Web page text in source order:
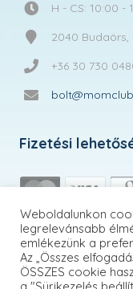
H - CS: 10:00 -
2040 Budaörs,
+36 30 730
Fizetési
Weboldalunkon
legrelevánsabb
emlékezünk a
Az „Összes
ÖSSZES cookie